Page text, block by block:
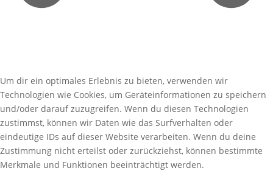
Um dir ein optimales Erlebnis zu bieten, verwenden wir
Technologien wie Cookies, um Geräteinformationen zu speichern
und/oder darauf zuzugreifen. Wenn du diesen Technologien
zustimmst, können wir Daten wie das Surfverhalten oder
eindeutige IDs auf dieser Website verarbeiten. Wenn du deine
Zustimmung nicht erteilst oder zurückziehst, können bestimmte
Merkmale und Funktionen beeinträchtigt werden.